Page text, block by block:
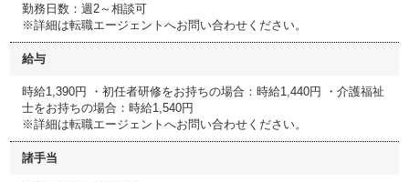
勤務日数：週2～相談可
※詳細は転職エージェントへお問い合わせください。
給与
時給1,390円 ・初任者研修をお持ちの場合：時給1,440円 ・介護福祉
士をお持ちの場合：時給1,540円
※詳細は転職エージェントへお問い合わせください。
諸手当